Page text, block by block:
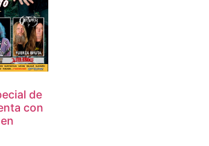
de
con